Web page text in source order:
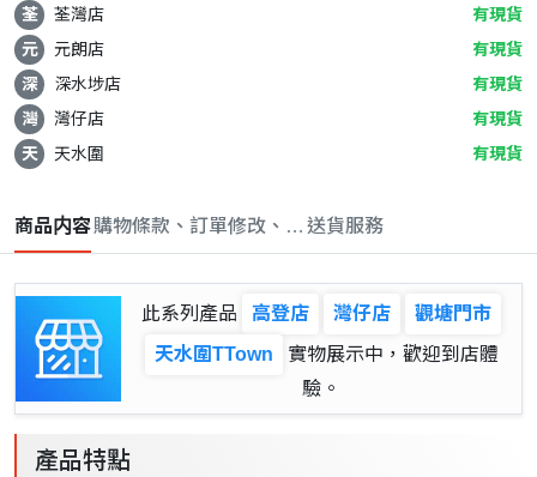
荃
荃灣店
有現貨
元
元朗店
有現貨
深
深水埗店
有現貨
灣
灣仔店
有現貨
天
天水圍 有現貨
商品内容購物條款、訂單修改、取消與退款政策
送貨服務
此系列產品 高登店 灣仔店
觀塘門市
天水圍TTown
實物展示中，歡迎到店體
驗。
產品特點